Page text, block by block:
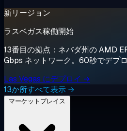
新リージョン
ラスベガス稼働開始
13番目の拠点：ネバダ州の AMD
Gbps ネットワーク。60秒でデプロ
Las Vegas にデプロイ →
13か所すべて表示 →